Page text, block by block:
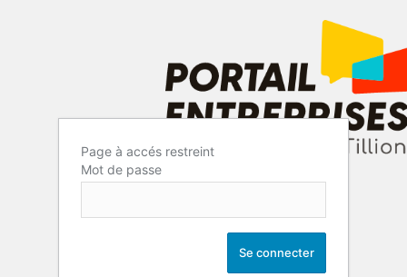
Page à accés restreint
Mot de passe